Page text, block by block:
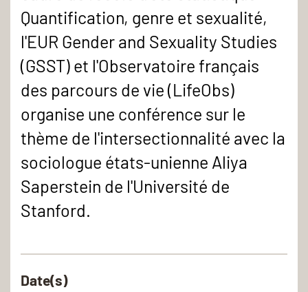
Quantification, genre et sexualité,
l'EUR Gender and Sexuality Studies
(GSST) et l'Observatoire français
des parcours de vie (LifeObs)
organise une conférence sur le
thème de l'intersectionnalité avec la
sociologue états-unienne Aliya
Saperstein de l'Université de
Stanford.
Date(s)